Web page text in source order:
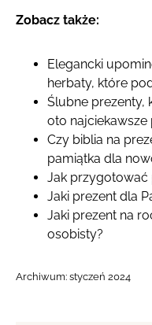
Zobacz także:
Elegancki
herbaty, które
Ślubne prezenty,
oto najciekawsze
Czy biblia na
pamiątka dla
Jak przygotować
Jaki prezent dla
Jaki prezent na
osobisty?
Archiwum: styczeń 2024